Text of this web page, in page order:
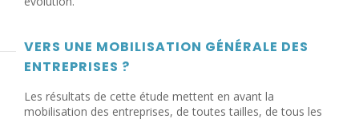
VERS UNE MOBILISATION GÉNÉRALE DES
ENTREPRISES ?
Les résultats de cette étude mettent en avant la
mobilisation des entreprises, de toutes tailles, de tous les